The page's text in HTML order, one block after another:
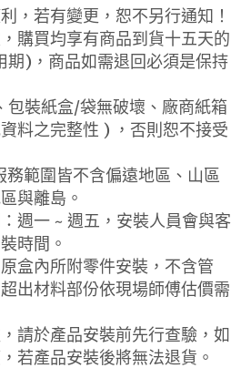
，若有變更，恕不另行通知！
購買均享有商品到貨十五天的
期)，商品如需退回必須是保持
包裝紙盒/袋無破壞、廠商紙箱
料之完整性 ) ，否則恕不接受
務範圍皆不含偏遠地區、山區
與離島。
週一 ~ 週五，安裝人員會與客
時間。
盒內所附零件安裝，不含管
出材料部份依現場師傅估價需
請於產品安裝前先行查驗，如
若產品安裝後將無法退貨。